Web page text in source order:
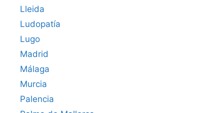
Lleida
Ludopatía
Lugo
Madrid
Málaga
Murcia
Palencia